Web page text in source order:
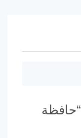
Be the first to review “حافظة